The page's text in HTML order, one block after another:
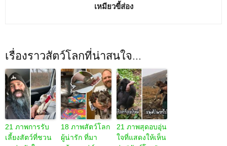
เหมียวขี้ส่อง
เรื่องราวสัตว์โลกที่น่าสนใจ...
21 ภาพการรับ
เลี้ยงสัตว์ที่ชวน
18 ภาพสัตว์โลก
ผู้น่ารัก ที่มา
21 ภาพสุดอบอุ่น
ใจที่แสดงให้เห็น